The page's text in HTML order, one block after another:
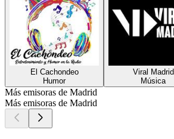
El Cachondeo
Humor
Viral Madrid
Música
Más emisoras de Madrid
Más emisoras de Madrid